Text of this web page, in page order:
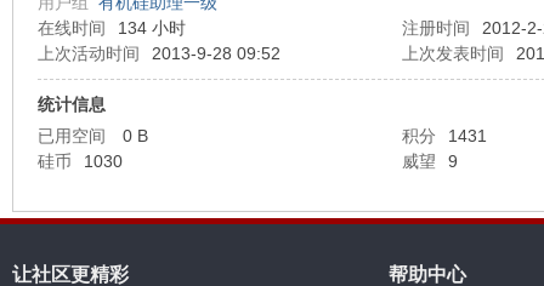
在线时间
134 小时 注册时间
2012-
上次活动时间
2013-9-28 09:52 上次发表时间
统计信息
已用空间
0 B 积分
1431
硅币
1030 威望 9
让社区更精彩 帮助中心